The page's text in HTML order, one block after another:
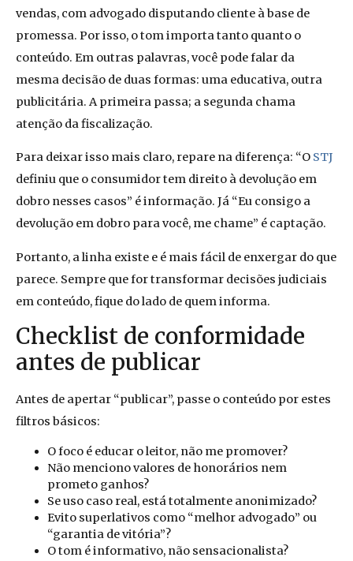
vendas, com advogado disputando cliente à base de
promessa. Por isso, o tom importa tanto quanto o
conteúdo. Em outras palavras, você pode falar da
mesma decisão de duas formas: uma educativa, outra
publicitária. A primeira passa; a segunda chama
atenção da fiscalização.
Para deixar isso mais claro, repare na diferença: “O STJ
definiu que o consumidor tem direito à devolução em
dobro nesses casos” é informação. Já “Eu consigo a
devolução em dobro para você, me chame” é captação.
Portanto, a linha existe e é mais fácil de enxergar do que
parece. Sempre que for transformar decisões judiciais
em conteúdo, fique do lado de quem informa.
Checklist de conformidade
antes de publicar
Antes de apertar “publicar”, passe o conteúdo por estes
filtros básicos:
O foco é educar o leitor, não me promover?
Não menciono valores de honorários nem
prometo ganhos?
Se uso caso real, está totalmente anonimizado?
Evito superlativos como “melhor advogado” ou
“garantia de vitória”?
O tom é informativo, não sensacionalista?